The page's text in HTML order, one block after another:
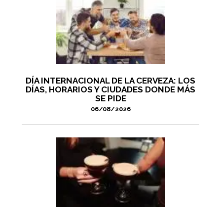
DÍA INTERNACIONAL DE LA CERVEZA: LOS
DÍAS, HORARIOS Y CIUDADES DONDE MÁS
SE PIDE
06/08/2026